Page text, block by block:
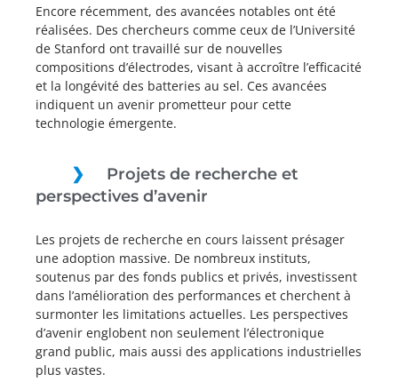
Encore récemment, des avancées notables ont été
réalisées. Des chercheurs comme ceux de l’Université
de Stanford ont travaillé sur de nouvelles
compositions d’électrodes, visant à accroître l’efficacité
et la longévité des batteries au sel. Ces avancées
indiquent un avenir prometteur pour cette
technologie émergente.
Projets de recherche et
perspectives d’avenir
Les projets de recherche en cours laissent présager
une adoption massive. De nombreux instituts,
soutenus par des fonds publics et privés, investissent
dans l’amélioration des performances et cherchent à
surmonter les limitations actuelles. Les perspectives
d’avenir englobent non seulement l’électronique
grand public, mais aussi des applications industrielles
plus vastes.